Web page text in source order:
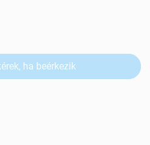
ha beérkezik